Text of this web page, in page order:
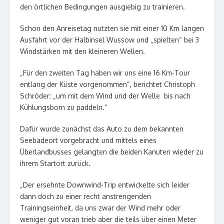
den örtlichen Bedingungen ausgiebig zu trainieren.
Schon den Anreisetag nutzten sie mit einer 10 Km langen
Ausfahrt vor der Halbinsel Wussow und „spielten“ bei 3
Windstärken mit den kleineren Wellen.
„Für den zweiten Tag haben wir uns eine 16 Km-Tour
entlang der Küste vorgenommen“, berichtet Christoph
Schröder: „um mit dem Wind und der Welle bis nach
Kühlungsborn zu paddeln.“
Dafür wurde zunächst das Auto zu dem bekannten
Seebadeort vorgebracht und mittels eines
Überlandbusses gelangten die beiden Kanuten wieder zu
ihrem Startort zurück.
„Der ersehnte Downwind-Trip entwickelte sich leider
dann doch zu einer recht anstrengenden
Trainingseinheit, da uns zwar der Wind mehr oder
weniger gut voran trieb aber die teils über einen Meter